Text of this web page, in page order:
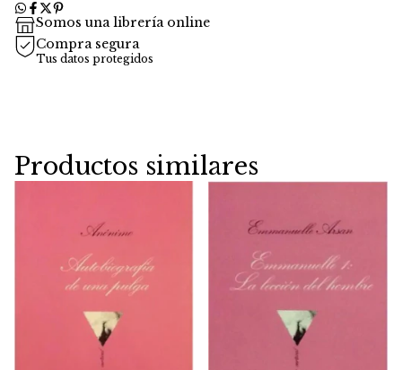
Somos una librería online
Compra segura
Tus datos protegidos
Productos similares